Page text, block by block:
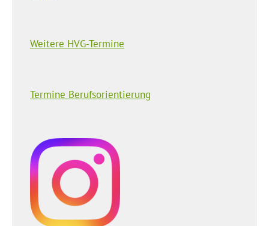
Weitere HVG-Termine
Termine Berufsorientierung